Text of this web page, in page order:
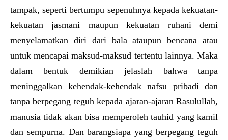
tampak, seperti bertumpu sepenuhnya kepada kekuatan-
kekuatan jasmani maupun kekuatan ruhani demi
menyelamatkan diri dari bala ataupun bencana atau
untuk mencapai maksud-maksud tertentu lainnya. Maka
dalam bentuk demikian jelaslah bahwa tanpa
meninggalkan kehendak-kehendak nafsu pribadi dan
tanpa berpegang teguh kepada ajaran-ajaran Rasulullah,
manusia tidak akan bisa memperoleh tauhid yang kamil
dan sempurna. Dan barangsiapa yang berpegang teguh